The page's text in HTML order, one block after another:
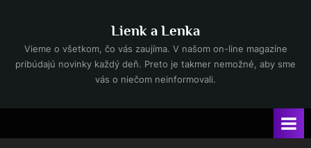
content
Lienk a Lenka
Vieme o všetkom, čo vás zaujíma. V našom on-line magazíne
pribúdajú novinky každý deň. Preto je takmer nemožné, aby sme
vás o niečom neinformovali.